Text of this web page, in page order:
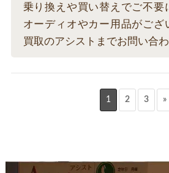
乗り換えや買い替えでご不要
オーディオやカー用品がござ
買取のアシストまでお問い合わ
1 2 3 »